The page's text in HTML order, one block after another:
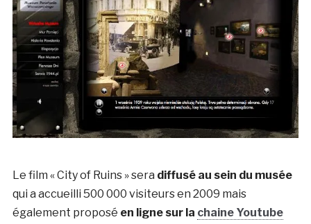
Le film « City of Ruins » sera diffusé au sein du musée
qui a accueilli 500 000 visiteurs en 2009 mais
également proposé en ligne sur la chaine Youtube